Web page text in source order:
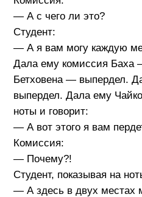
— А с чего ли это?
Студент:
— А я вам могу каждую
Дала ему комиссия Баха
Бетховена — выпердел.
выпердел. Дала ему
ноты и говорит:
— А вот этого я вам
Комиссия:
— Почему?!
Студент, показывая на
— А здесь в двух местах